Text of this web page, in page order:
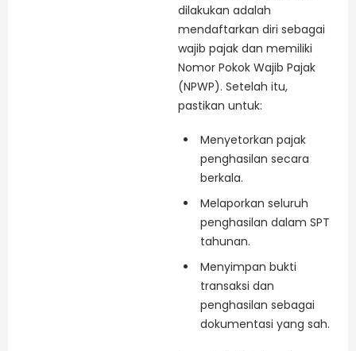
dilakukan adalah
mendaftarkan diri sebagai
wajib pajak dan memiliki
Nomor Pokok Wajib Pajak
(NPWP). Setelah itu,
pastikan untuk:
Menyetorkan pajak
penghasilan secara
berkala.
Melaporkan seluruh
penghasilan dalam SPT
tahunan.
Menyimpan bukti
transaksi dan
penghasilan sebagai
dokumentasi yang sah.